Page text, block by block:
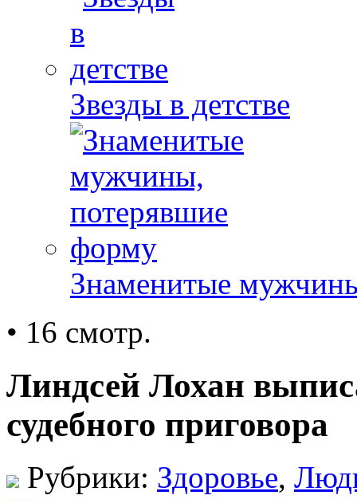
Звезды в детстве
Знаменитые
• 16 смотр.
Линдсей Лохан
судебного приговора
Рубрики: Здоровье,